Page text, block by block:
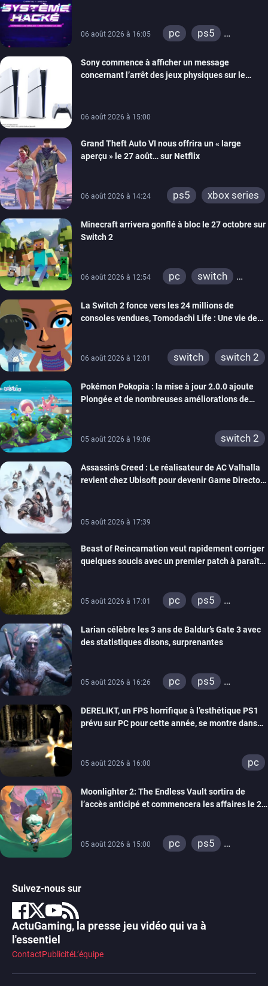
06 août 2026 à 16:05 pc
ps5
switch
ios
android
ps4
Sony commence à afficher un message
concernant l’arrêt des jeux physiques sur le
06 août 2026 à 15:00
Grand Theft Auto VI nous offrira un « large
aperçu » le 27 août… sur Netflix
06 août 2026 à 14:24 ps5 xbox series
Minecraft arrivera gonflé à bloc le 27 octobre sur
Switch 2
06 août 2026 à 12:54 pc
switch
xbox one
wiiu
3ds
ps3
switch 2
La Switch 2 fonce vers les 24 millions de
consoles vendues, Tomodachi Life : Une vie de
06 août 2026 à 12:01 switch switch 2
Pokémon Pokopia : la mise à jour 2.0.0 ajoute
Plongée et de nombreuses améliorations de
05 août 2026 à 19:06 switch 2
Assassin’s Creed : Le réalisateur de AC Valhalla
revient chez Ubisoft pour devenir Game Director
05 août 2026 à 17:39
Beast of Reincarnation veut rapidement corriger
quelques soucis avec un premier patch à paraître
05 août 2026 à 17:01 pc
ps5
Larian célèbre les 3 ans de Baldur’s Gate 3 avec
des statistiques disons, surprenantes
05 août 2026 à 16:26 pc
ps5
DERELIKT, un FPS horrifique à l’esthétique PS1
prévu sur PC pour cette année, se montre dans
05 août 2026 à 16:00 pc
Moonlighter 2: The Endless Vault sortira de
l’accès anticipé et commencera les affaires le 2
05 août 2026 à 15:00 pc
ps5
Suivez-nous sur
ActuGaming, la presse jeu vidéo qui va à
l'essentiel
ContactPublicitéL’équipe